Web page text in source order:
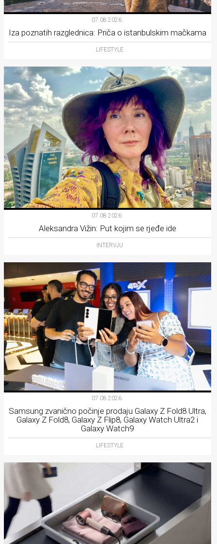
07.08.2026.
Iza poznatih razglednica: Priča o istanbulskim mačkama
LIFESTYLE
07.08.2026.
Aleksandra Vižin: Put kojim se rjeđe ide
INTERVJU
07.08.2026.
Samsung zvanično počinje prodaju Galaxy Z Fold8 Ultra,
Galaxy Z Fold8, Galaxy Z Flip8, Galaxy Watch Ultra2 i
Galaxy Watch9
LIFESTYLE